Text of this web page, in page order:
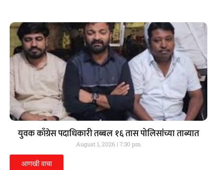
युवक काँग्रेस पदाधिकारी तब्बल १६ तास पोलिसांच्या ताब्यात
August 1, 2026 7:30 pm
आणखी वाचा